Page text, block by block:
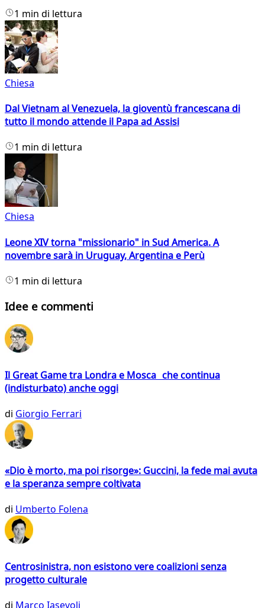
1 min di lettura
Chiesa
Dal Vietnam al Venezuela, la gioventù francescana di
tutto il mondo attende il Papa ad Assisi
1 min di lettura
Chiesa
Leone XIV torna "missionario" in Sud America. A
novembre sarà in Uruguay, Argentina e Perù
1 min di lettura
Idee e commenti
Il Great Game tra Londra e Mosca che continua
(indisturbato) anche oggi
di Giorgio Ferrari
«Dio è morto, ma poi risorge»: Guccini, la fede mai avuta
e la speranza sempre coltivata
di Umberto Folena
Centrosinistra, non esistono vere coalizioni senza
progetto culturale
di Marco Iasevoli